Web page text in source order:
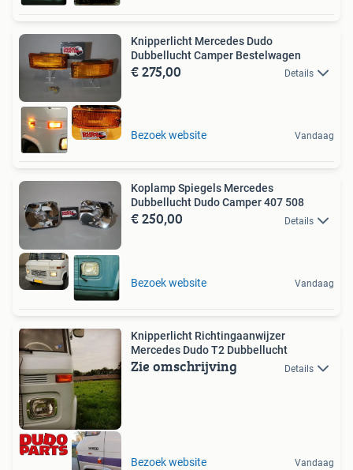
Knipperlicht Mercedes Dudo
Dubbellucht Camper Bestelwagen
€ 275,00 Details
Bezoek website Vandaag
Koplamp Spiegels Mercedes
Dubbellucht Dudo Camper 407 508
€ 250,00 Details
Bezoek website Vandaag
Knipperlicht Richtingaanwijzer
Mercedes Dudo T2 Dubbellucht
Zie omschrijving Details
Bezoek website Vandaag